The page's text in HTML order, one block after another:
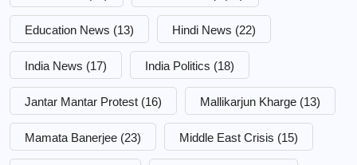
Education News (13) Hindi News (22)
India News (17) India Politics (18)
Jantar Mantar Protest (16) Mallikarjun Kharge (13)
Mamata Banerjee (23) Middle East Crisis (15)